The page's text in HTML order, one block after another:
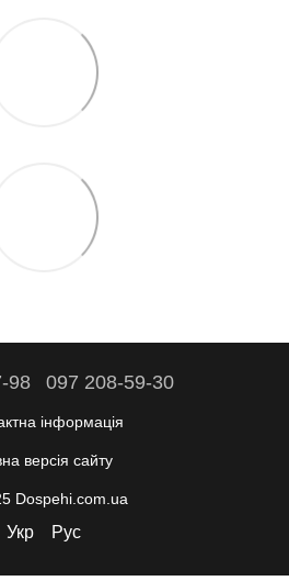
98 097 208-59-30
інформація
версія сайту
Dospehi.com.ua
Укр Рус